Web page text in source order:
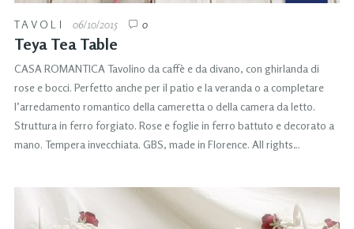
TAVOLI 06/10/2015 0
Teya Tea Table
CASA ROMANTICA Tavolino da caffè e da divano, con ghirlanda di
rose e bocci. Perfetto anche per il patio e la veranda o a completare
l’arredamento romantico della cameretta o della camera da letto.
Struttura in ferro forgiato. Rose e foglie in ferro battuto e decorato a
mano. Tempera invecchiata. GBS, made in Florence. All rights…